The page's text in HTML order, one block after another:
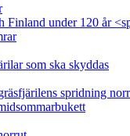
under 120 år
som ska skyddas
spridning